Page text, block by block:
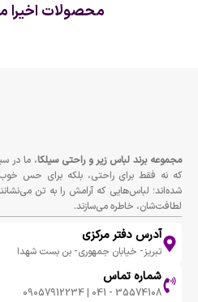
محصولات اخیرا
مجموعه برند لباس زير و راحتى سيلكا، ما در
که نه فقط برای راحتی، بلکه برای حس
شده‌اند؛ لباس‌هایی که آرامش را به تن
لطافت‌شان، خاطره می‌سازند.
آدرس دفتر مرکزی
تبریز- خیابان جمهوری- بن بست شهدا
شماره تماس
35574108 - 041 | 09057912234